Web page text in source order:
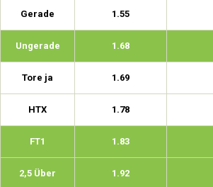
Gerade 1.55
Ungerade 1.68
Tore ja 1.69
HTX 1.78
FT1 1.83
2,5 Über 1.92